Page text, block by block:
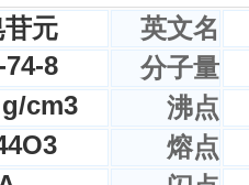
元
英文名
74-8
分子量
cm3
沸点
O3
熔点